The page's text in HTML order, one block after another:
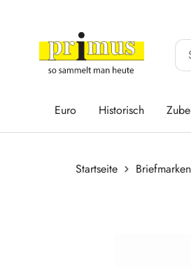
Euro Historisch
Startseite